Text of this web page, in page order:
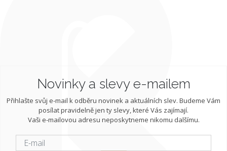
Novinky a slevy e-mailem
Přihlašte svůj e-mail k odběru novinek a aktuálních slev. Budeme Vám
posílat pravidelně jen ty slevy, které Vás zajímají.
Vaši e-mailovou adresu neposkytneme nikomu dalšímu.